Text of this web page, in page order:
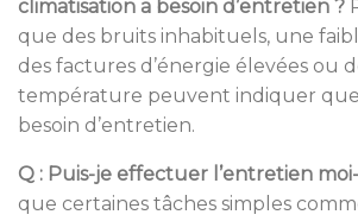
climatisation a besoin d’entretien ?
que des bruits inhabituels, une
des factures d’énergie élevées ou
température peuvent indiquer
besoin d’entretien.
Q : Puis-je effectuer l’entretien
que certaines tâches simples